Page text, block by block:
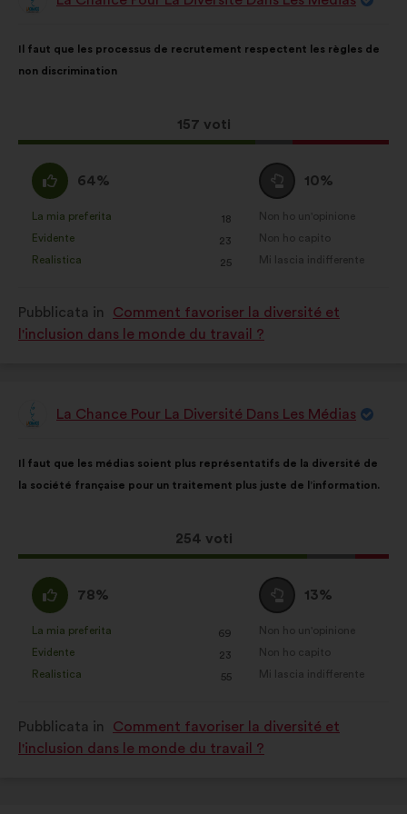
Proposta
della
mia
Il faut que les processus de recrutement respectent les règles de
non discrimination
Questa
proposta
157 voti
ripartiti:
Sono
d'accordo
:
64%
qualificata
come:
La mia preferita
: 18
volte
Evidente
: 23
volte
Realistica
: 25
volte
Voto
neutrale
:
10%
qualificata
come:
Non ho un'opinione
:volte
Non ho capito
:volte
Mi lascia indifferente
:volte
Pubblicata in
Comment favoriser la diversité et
l'inclusion dans le monde du travail ?
PropostaLa Chance Pour La Diversité Dans Les Médias
della
mia
Il faut que les médias soient plus représentatifs de la diversité de
la société française pour un traitement plus juste de l’information.
Questa
proposta
254 voti
ripartiti:
Sono
d'accordo
:
78%
qualificata
come:
La mia preferita
: 69
volte
Evidente
: 23
volte
Realistica
: 55
volte
Voto
neutrale
:
13%
qualificata
come:
Non ho un'opinione
:volte
Non ho capito
:volte
Mi lascia indifferente
:volte
Pubblicata in
Comment favoriser la diversité et
l'inclusion dans le monde du travail ?